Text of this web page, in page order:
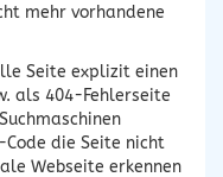
mehr vorhandene
Seite explizit einen
als 404-Fehlerseite
die Seite nicht
Webseite erkennen